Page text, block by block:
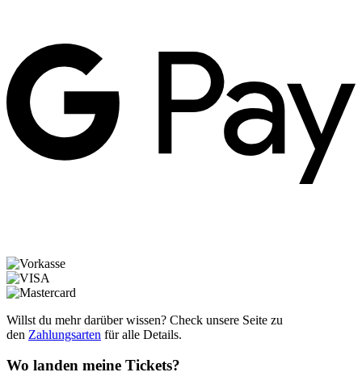
Willst du mehr darüber wissen? Check unsere Seite zu
den Zahlungsarten für alle Details.
Wo landen meine Tickets?